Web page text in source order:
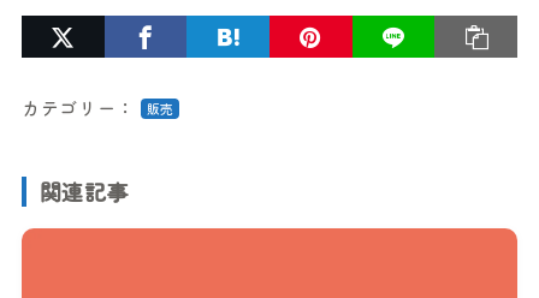
カテゴリー： 販売
関連記事